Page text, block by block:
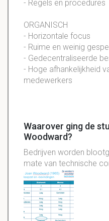
- Regels en procedures
ORGANISCH
- Horizontale focus
- Ruime en weinig
- Gedecentraliseerde
- Hoge afhankelijkheid
medewerkers
Waarover ging de
Woodward?
Bedrijven worden
mate van technische